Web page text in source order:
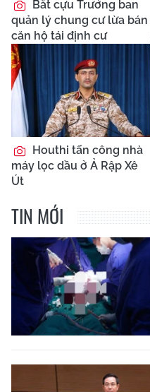
Bắt cựu Trưởng ban
quản lý chung cư lừa bán
căn hộ tái định cư
Houthi tấn công nhà
máy lọc dầu ở Ả Rập Xê
Út
TIN MỚI